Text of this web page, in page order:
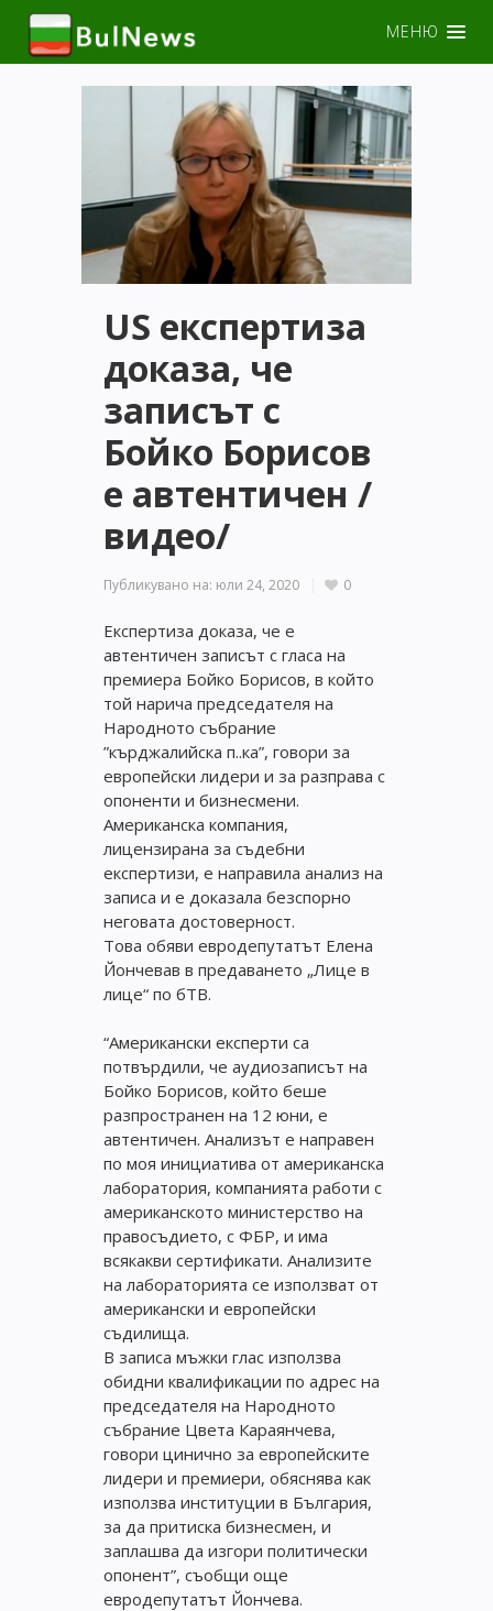
МЕНЮ
US eкспертиза
доказа, че
записът с
Бойко Борисов
е автентичен /
видео/
Публикувано на: юли 24, 2020 0
Експертиза доказа, че е
автентичен записът с гласа на
премиера Бойко Борисов, в който
той нарича председателя на
Народното събрание
”кърджалийска п..ка”, говори за
европейски лидери и за разправа с
опоненти и бизнесмени.
Американска компания,
лицензирана за съдебни
експертизи, е направила анализ на
записа и е доказала безспорно
неговата достоверност.
Това обяви евродепутатът Елена
Йончевав в предаването „Лице в
лице“ по бТВ.
“Американски експерти са
потвърдили, че аудиозаписът на
Бойко Борисов, който беше
разпространен на 12 юни, е
автентичен. Анализът е направен
по моя инициатива от американска
лаборатория, компанията работи с
американското министерство на
правосъдието, с ФБР, и има
всякакви сертификати. Анализите
на лабораторията се използват от
американски и европейски
съдилища.
В записа мъжки глас използва
обидни квалификации по адрес на
председателя на Народното
събрание Цвета Караянчева,
говори цинично за европейските
лидери и премиери, обяснява как
използва институции в България,
за да притиска бизнесмен, и
заплашва да изгори политически
опонент”, съобщи още
евродепутатът Йончева.